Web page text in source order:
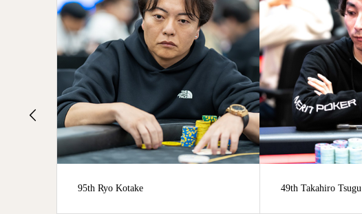
49th Takahiro Tsugu 7th Shimizu Nozomu